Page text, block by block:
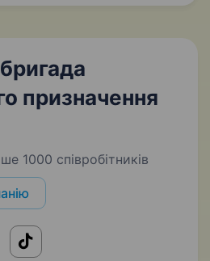
призначення
1000 співробітників